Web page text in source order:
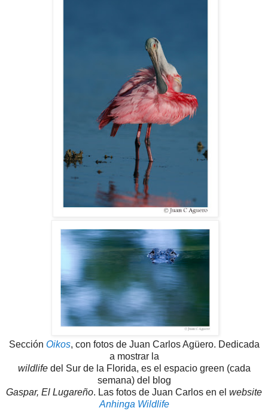
Sección Oikos, con fotos de Juan Carlos Agüero. Dedicada
a mostrar la
wildlife del Sur de la Florida, es el espacio green (cada
semana) del blog
Gaspar, El Lugareño. Las fotos de Juan Carlos en el website
Anhinga Wildlife